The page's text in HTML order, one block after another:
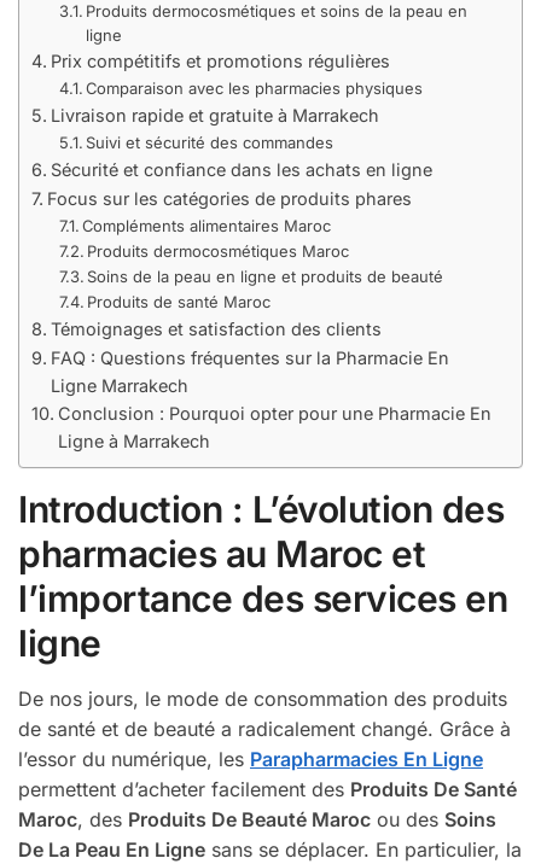
Produits dermocosmétiques et soins de la peau en
ligne
Prix compétitifs et promotions régulières
Comparaison avec les pharmacies physiques
Livraison rapide et gratuite à Marrakech
Suivi et sécurité des commandes
Sécurité et confiance dans les achats en ligne
Focus sur les catégories de produits phares
Compléments alimentaires Maroc
Produits dermocosmétiques Maroc
Soins de la peau en ligne et produits de beauté
Produits de santé Maroc
Témoignages et satisfaction des clients
FAQ : Questions fréquentes sur la Pharmacie En
Ligne Marrakech
Conclusion : Pourquoi opter pour une Pharmacie En
Ligne à Marrakech
Introduction : L’évolution des
pharmacies au Maroc et
l’importance des services en
ligne
De nos jours, le mode de consommation des produits
de santé et de beauté a radicalement changé. Grâce à
l’essor du numérique, les Parapharmacies En Ligne
permettent d’acheter facilement des Produits De Santé
Maroc, des Produits De Beauté Maroc ou des Soins
De La Peau En Ligne sans se déplacer. En particulier, la